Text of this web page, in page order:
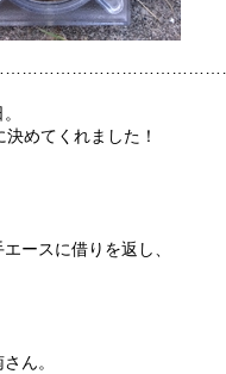
めてくれました！
ースに借りを返し、
ん。